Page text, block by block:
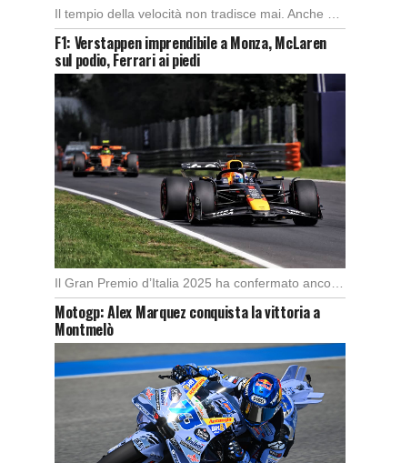
Il tempio della velocità non tradisce mai. Anche quest’anno il Gran Premio d’Italia ha offerto […]
F1: Verstappen imprendibile a Monza, McLaren
sul podio, Ferrari ai piedi
Motogp: Alex Marquez conquista la vittoria a
Montmelò